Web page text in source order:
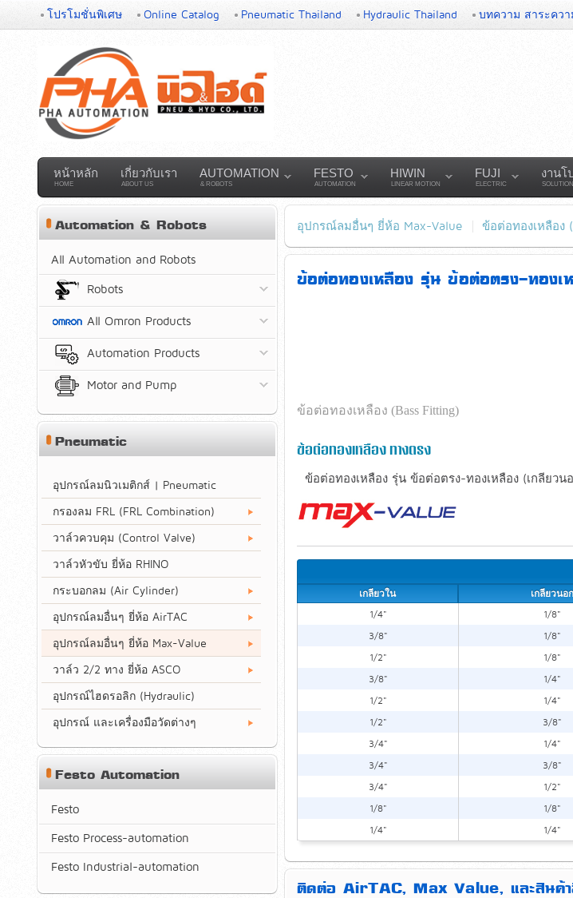
โปรโมชั่นพิเศษ Online Catalog Pneumatic Thailand Hydraulic Thailand บทความ สาระควา
หน้าหลัก
HOME
เกี่ยวกับเรา
ABOUT US
AUTOMATION
& ROBOTS
FESTO
AUTOMATION
HIWIN
LINEAR MOTION
FUJI
ELECTRIC
งานโ
อุปกรณ์ลมอื่นๆ ยี่ห้อ Max-Value ข้อต่อทองเหลือง
ข้อต่อทองเหลือง รุ่น ข้อต่อตรง-ทองเ
ข้อต่อทองเหลือง (Bass Fitting)
ข้อต่อทองเหลือง ทางตรง
ข้อต่อทองเหลือง รุ่น ข้อต่อตรง-ทองเหลือง (เกลียวน
เกลียวใน
เกลียวนอก
1/4"
1/8"
3/8"
1/8"
1/2"
1/8"
3/8"
1/4"
1/2"
1/4"
1/2"
3/8"
3/4"
1/4"
3/4"
3/8"
3/4"
1/2"
1/8"
1/8"
1/4"
1/4"
ติดต่อ AirTAC, Max Value, และสินค้
Automation & Robots
All Automation and Robots
Robots
All Omron Products
Automation Products
Motor and Pump
Pneumatic
อุปกรณ์ลมนิวเมติกส์ | Pneumatic
กรองลม FRL (FRL Combination)
วาล์วควบคุม (Control Valve)
วาล์วหัวขับ ยี่ห้อ RHINO
กระบอกลม (Air Cylinder)
อุปกรณ์ลมอื่นๆ ยี่ห้อ AirTAC
อุปกรณ์ลมอื่นๆ ยี่ห้อ Max-Value
วาล์ว 2/2 ทาง ยี่ห้อ ASCO
อุปกรณ์ไฮดรอลิก (Hydraulic)
อุปกรณ์ และเครื่องมือวัดต่างๆ
Festo Automation
Festo
Festo Process-automation
Festo Industrial-automation